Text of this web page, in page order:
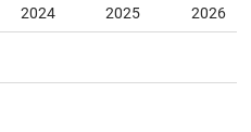
2024 2025
2026